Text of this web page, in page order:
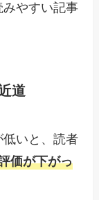
みやすい記事
道
いと、読者
価が下がっ